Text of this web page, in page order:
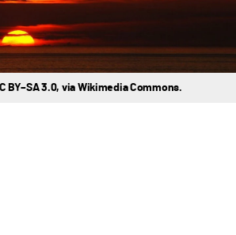
BY–SA 3.0, via Wikimedia Commons.